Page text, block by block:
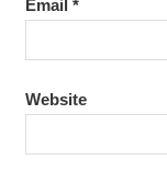
Email *
Website